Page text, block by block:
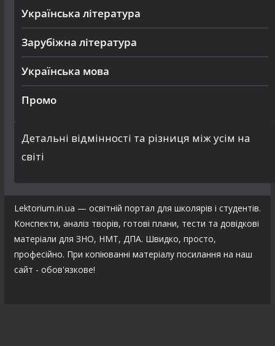
Українська література
Зарубіжна література
Українська мова
Промо
Детальні відмінності та різниця між усім на
світі
Lektorium.in.ua — освітній портал для школярів і студентів.
Конспекти, аналіз творів, готові плани, тести та довідкові
матеріали для ЗНО, НМТ, ДПА. Швидко, просто,
професійно. При копіюванні матеріалу посилання на наш
сайт - обов'язкове!